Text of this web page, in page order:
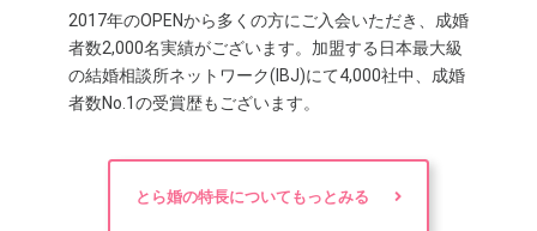
2017年のOPENから多くの方にご入会いただき、成婚
者数2,000名実績がございます。加盟する日本最大級
の結婚相談所ネットワーク(IBJ)にて4,000社中、成婚
者数No.1の受賞歴もございます。
とら婚の特長についてもっとみる